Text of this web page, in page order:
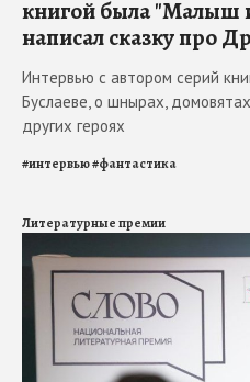
книгой была "Малыш
написал сказку про
Интервью с автором серий
Буслаеве, о шнырах,
других героях
#интервью#фантастика
Литературные премии